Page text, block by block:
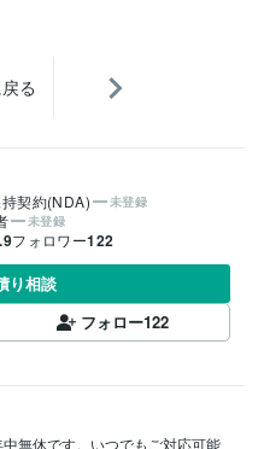
る
契約(NDA) 未登録
未登録
フォロワー122
り相談
フォロー122
無休です。いつでもご対応可能